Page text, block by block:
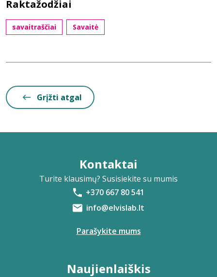
Raktažodžiai
savaitraščiai Savaitė
Grįžti atgal
Kontaktai
Turite klausimų? Susisiekite su mumis
+370 667 80 541
info@elvislab.lt
Parašykite mums
Naujienlaiškis